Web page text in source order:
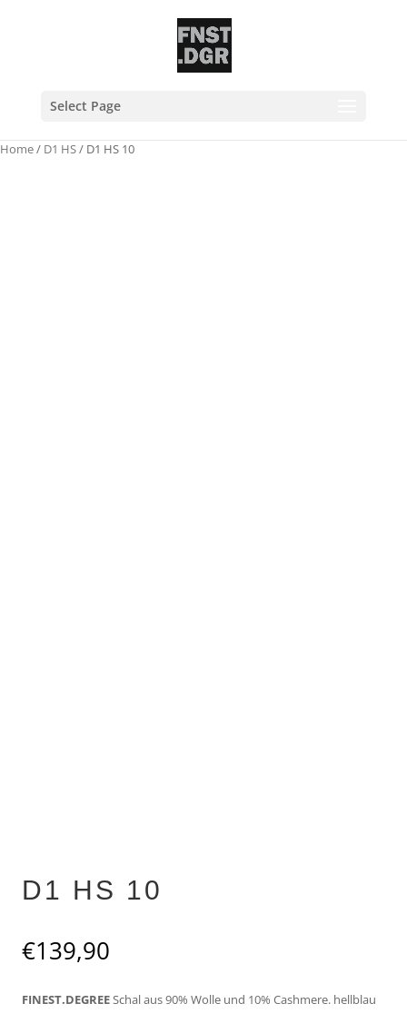
Select Page
Home/ D1 HS/ D1 HS 10
D1 HS 10
€139,90
FINEST.DEGREESchal aus 90% Wolle und 10% Cashmere. hellblau